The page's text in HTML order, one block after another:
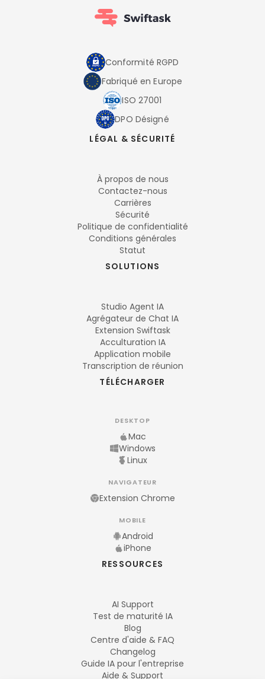
Conformité RGPD
Fabriqué en Europe
ISO 27001
DPO Désigné
LÉGAL & SÉCURITÉ
À propos de nous
Contactez-nous
Carrières
Sécurité
Politique de confidentialité
Conditions générales
Statut
SOLUTIONS
Studio Agent IA
Agrégateur de Chat IA
Extension Swiftask
Acculturation IA
Application mobile
Transcription de réunion
TÉLÉCHARGER
DESKTOP
Mac
Windows
Linux
NAVIGATEUR
Extension Chrome
MOBILE
Android
iPhone
RESSOURCES
AI Support
Test de maturité IA
Blog
Centre d'aide & FAQ
Changelog
Guide IA pour l'entreprise
Aide & Support